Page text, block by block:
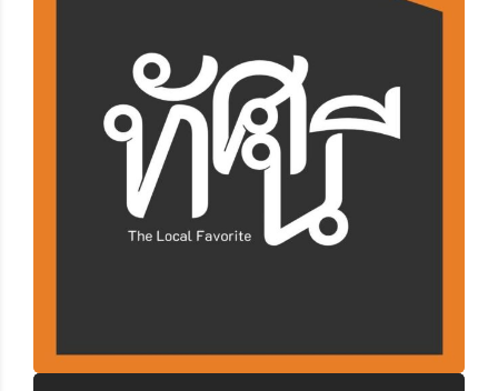
ก๋วยจั๊บญวนทัศนี